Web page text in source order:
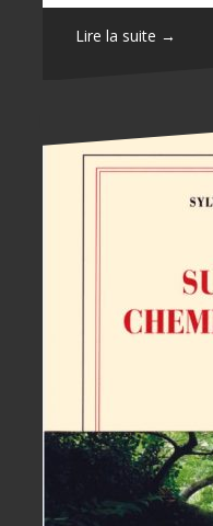
Lire la suite →